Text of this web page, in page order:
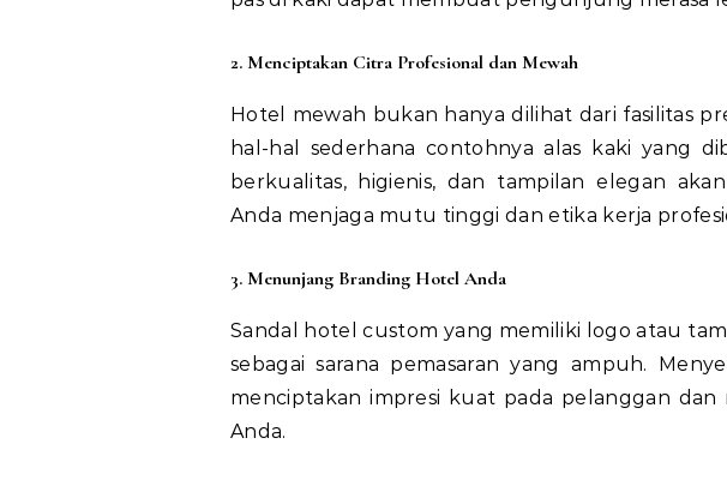
2. Menciptakan Citra Profesional dan Mewah
Hotel mewah bukan hanya dilihat dari fasilitas
hal-hal sederhana contohnya alas kaki yang
berkualitas, higienis, dan tampilan elegan
Anda menjaga mutu tinggi dan etika kerja
3. Menunjang Branding Hotel Anda
Sandal hotel custom yang memiliki logo atau
sebagai sarana pemasaran yang ampuh.
menciptakan impresi kuat pada pelanggan dan
Anda.